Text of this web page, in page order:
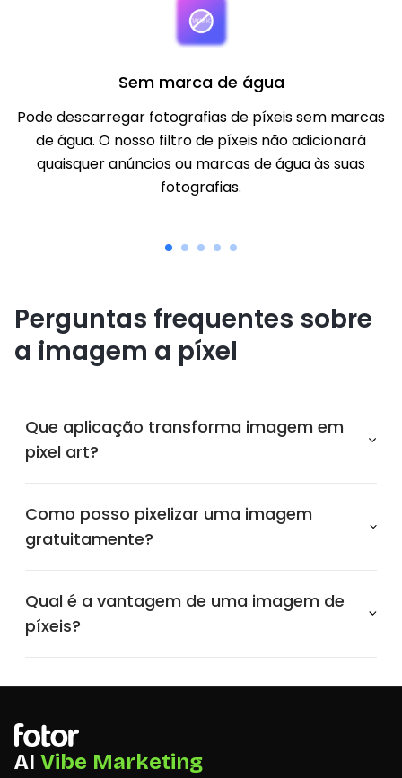
Sem marca de água
Pode descarregar fotografias de píxeis sem marcas
de água. O nosso filtro de píxeis não adicionará
quaisquer anúncios ou marcas de água às suas
fotografias.
Perguntas frequentes sobre
a imagem a píxel
Que aplicação transforma imagem em
pixel art?
Como posso pixelizar uma imagem
gratuitamente?
Qual é a vantagem de uma imagem de
píxeis?
AI Vibe Marketing